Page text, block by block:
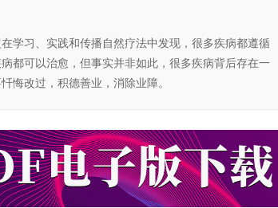
学习、实践和传播自然疗法中发现，很多疾病都遵循
都可以治愈，但事实并非如此，很多疾病背后存在一
悔改过，积德善业，消除业障。